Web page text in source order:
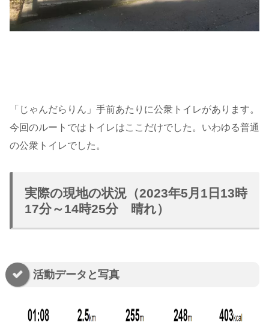
「じゃんだらりん」手前あたりに公衆トイレがあります。
今回のルートではトイレはここだけでした。いわゆる普通
の公衆トイレでした。
実際の現地の状況（2023年5月1日13時
17分～14時25分 晴れ）
活動データと写真